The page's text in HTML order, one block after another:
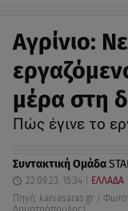
Αγρίνιο:
μέρα στη
Πώς έγινε το
Συντακτική Ομάδα
22.09.23, 15:34
ΕΛΛΑΔΑ
Πηγή: karvasaras.gr /